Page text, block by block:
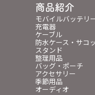
商品紹介
モバイルバッテリ
充電器
ケーブル
防水ケース・サコ
スタンド
整理用品
バッグ・ポーチ
アクセサリー
季節用品
オーディオ